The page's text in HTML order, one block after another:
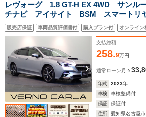
レヴォーグ 1.8 GT-H EX 4WD サンル
チナビ アイサイト BSM スマートリ
ー 障害物センサー 全席シートヒータ
シート パワーゲート LEDヘッドライ
ー 純正AW フルセグTV Bluetooth
販売店保証 車両品質評価書付 購入プラン付 オンライン
支払総額
258.9万円
通常ローン 月々
年式 2023年
車検
車検整備付
保証
保証付
住所
愛知県名古屋